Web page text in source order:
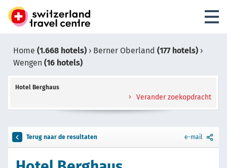
Home (1.668 hotels) › Berner Oberland (177 hotels) ›
Wengen (16 hotels)
Hotel Berghaus
Verander zoekopdracht
Terug naar de resultaten e-mail